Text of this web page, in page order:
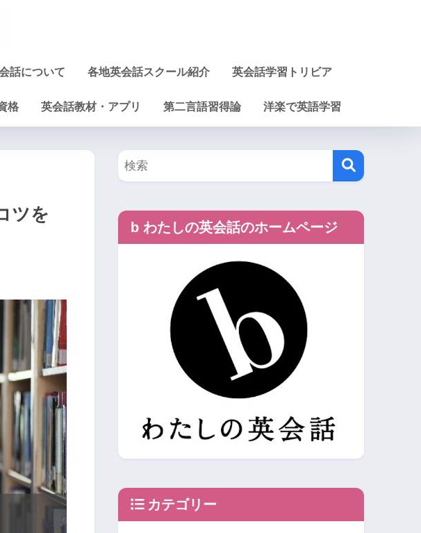
話について 各地英会話スクール紹介 英会話学習トリビア
格 英会話教材・アプリ 第二言語習得論 洋楽で英語学習
ツを
b わたしの英会話のホームページ
カテゴリー